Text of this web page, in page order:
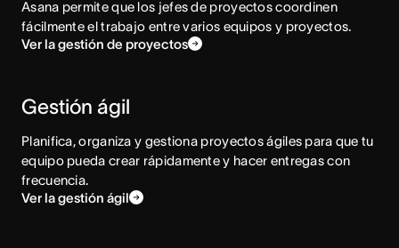
Asana permite que los jefes de proyectos coordinen
fácilmente el trabajo entre varios equipos y proyectos.
Ver la gestión de proyectos
Gestión ágil
Planifica, organiza y gestiona proyectos ágiles para que tu
equipo pueda crear rápidamente y hacer entregas con
frecuencia.
Ver la gestión ágil